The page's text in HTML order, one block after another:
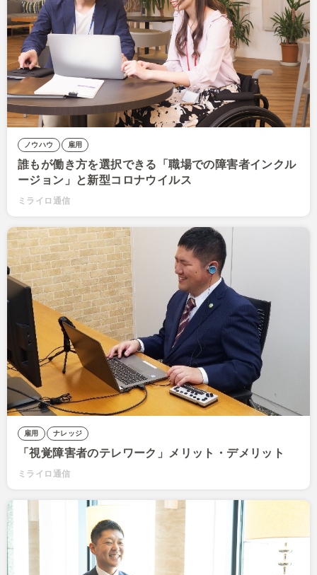
ノウハウ 雇用
誰もが働き方を選択できる「職場での障害者インクル
ージョン」と新型コロナウイルス
ミライロ通信
雇用 ナレッジ
「視覚障害者のテレワーク」メリット・デメリット
ミライロ通信